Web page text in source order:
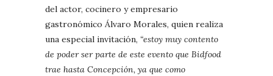
del actor, cocinero y empresario
gastronómico Álvaro Morales, quien realiza
una especial invitación, “estoy muy contento
de poder ser parte de este evento que Bidfood
trae hasta Concepción, ya que como